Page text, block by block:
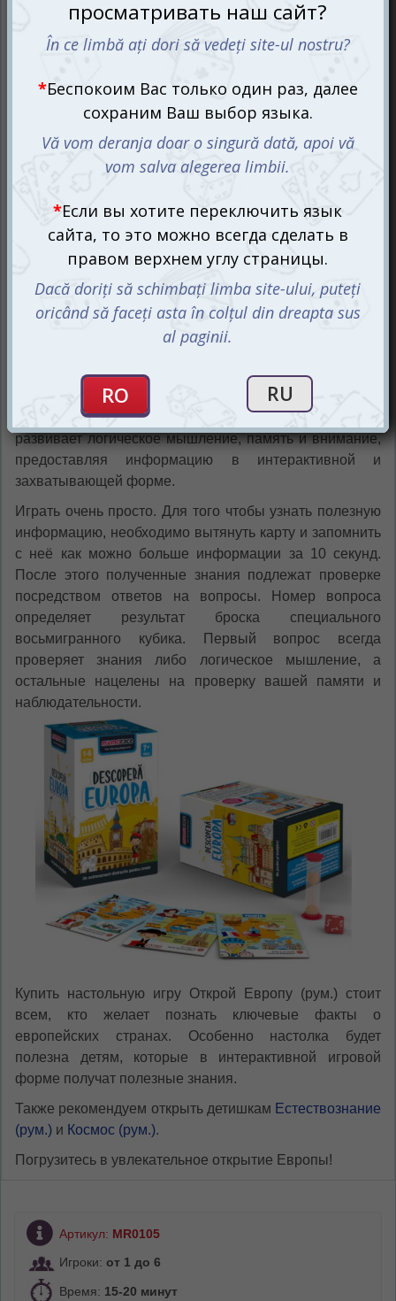
Европе, то сначала нужно узнать, чем привлекательны
её страны, чтобы определиться со своим будущим
повышенный интерес к географии и историческим
фактам? Тогда настольная игра Открой Европу (рум.)
Memoraceстанет отличным помощником.
Настолка приглашает детей в увлекательное
путешествие по Европе, сочетая веселье и полезное
себя чудеса каждой европейской страны:
величественные горы, исторические города,
красочные замки, удивительных животных, традиции и
многое другое. Игра поддерживает интерес к новым
знаниям, превращая обучение в захватывающую игру.
Обучающая игра Открой Европу (рум.) Серия
и их родителей. Она предлагает обширную
общекультурную информацию из области географии и
истории. С использованием разнообразных задач, игра
развивает логическое мышление, память и внимание,
предоставляя информацию в интерактивной и
захватывающей форме.
Играть очень просто. Для того чтобы узнать полезную
информацию, необходимо вытянуть карту и запомнить
с неё как можно больше информации за 10 секунд.
После этого полученные знания подлежат проверке
посредством ответов на вопросы. Номер вопроса
определяет результат броска специального
восьмигранного кубика. Первый вопрос всегда
проверяет знания либо логическое мышление, а
остальные нацелены на проверку вашей памяти и
наблюдательности.
Купить настольную игру Открой Европу (рум.) стоит
всем, кто желает познать ключевые факты о
европейских странах. Особенно настолка будет
полезна детям, которые в интерактивной игровой
форме получат полезные знания.
Также рекомендуем открыть детишкам Естествознание
(рум.) и Космос (рум.).
Погрузитесь в увлекательное открытие Европы!
Артикул: MR0105
Игроки: от 1 до 6
Время: 15-20 минут